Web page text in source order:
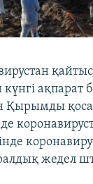
күнгі
Қырымды қоса
жедел